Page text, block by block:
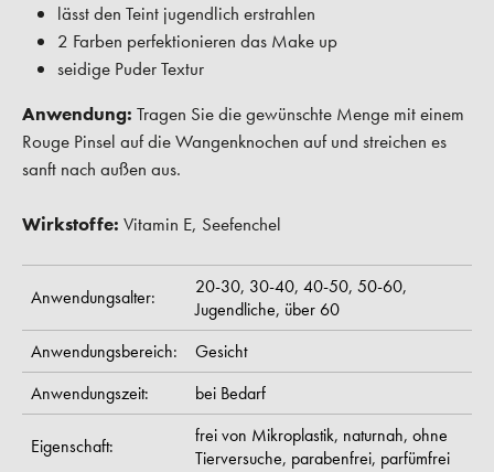
lässt den Teint jugendlich erstrahlen
2 Farben perfektionieren das Make up
seidige Puder Textur
Anwendung: Tragen Sie die gewünschte Menge mit einem
Rouge Pinsel auf die Wangenknochen auf und streichen es
sanft nach außen aus.
Wirkstoffe: Vitamin E, Seefenchel
Anwendungsalter: 20-30, 30-40, 40-50, 50-60,
Jugendliche, über 60
Anwendungsbereich:
Gesicht
Anwendungszeit:
bei Bedarf
Eigenschaft: frei von Mikroplastik, naturnah, ohne
Tierversuche, parabenfrei, parfümfrei